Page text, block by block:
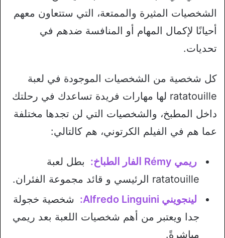
الشخصيات المثيرة والممتعة، التي ستتعاون معهم
أحيانًا لإكمال المهام أو المنافسة ضدهم في
تحديات.
كل شخصية من الشخصيات الموجودة في لعبة
ratatouille لها مهارات فريدة تساعدك في رحلتك
داخل المطبخ، والشخصيات التي لن تجدها مختلفة
عما هم في الفيلم الكرتوني، هم كالتالي:
ريمي Rémy الفار الطباخ:
بطل لعبة
ratatouille الرئيسي و قائد مجموعة الفئران.
لينجويني Alfredo Linguini:
شخصية خجولة
جدا ويعتبر من أهم شخصيات اللعبة بعد ريمي
مباشرةً.